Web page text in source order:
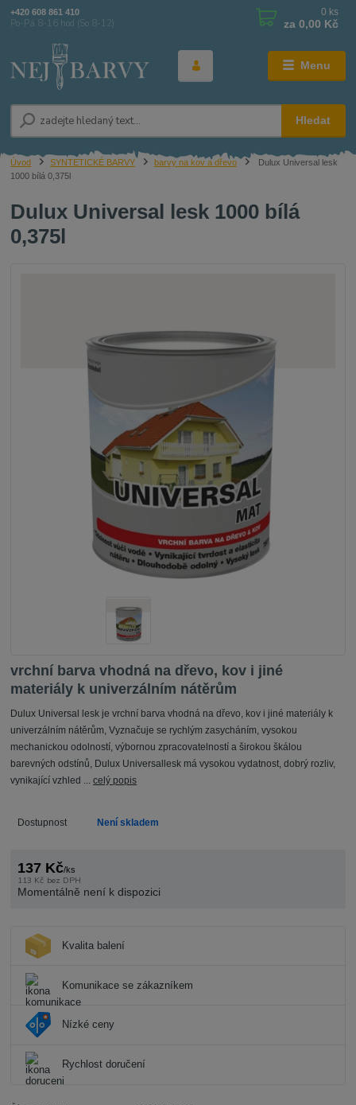
Menu
Hledat
+420 608 861 410
Po-Pá 8-16 hod (So 8-12)
0 ks
za 0,00 Kč
Úvod SYNTETICKÉ BARVY barvy na kov a dřevo
Dulux Universal lesk
1000 bílá 0,375l
Dulux Universal lesk 1000 bílá
0,375l
vrchní barva vhodná na dřevo, kov i jiné
materiály k univerzálním nátěrům
Dulux Universal lesk je vrchní barva vhodná na dřevo, kov i jiné materiály k
univerzálním nátěrům, Vyznačuje se rychlým zasycháním, vysokou
mechanickou odolností, výbornou zpracovatelností a širokou škálou
barevných odstínů, Dulux Universallesk má vysokou vydatnost, dobrý rozliv,
vynikající vzhled ...celý popis
Dostupnost Není skladem
137 Kč/ks
113 Kč bez DPH
Momentálně není k dispozici
Kvalita balení
Komunikace se zákazníkem
Nízké ceny
Rychlost doručení